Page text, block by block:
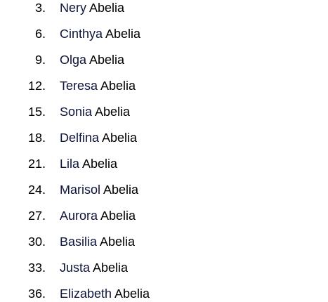
Nery Abelia
Cinthya Abelia
Olga Abelia
Teresa Abelia
Sonia Abelia
Delfina Abelia
Lila Abelia
Marisol Abelia
Aurora Abelia
Basilia Abelia
Justa Abelia
Elizabeth Abelia